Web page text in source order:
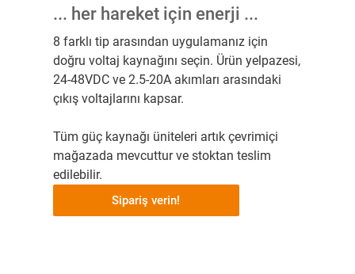
... her hareket için enerji ...
8 farklı tip arasından uygulamanız için
doğru voltaj kaynağını seçin. Ürün yelpazesi,
24-48VDC ve 2.5-20A akımları arasındaki
çıkış voltajlarını kapsar.
Tüm güç kaynağı üniteleri artık çevrimiçi
mağazada mevcuttur ve stoktan teslim
edilebilir.
Sipariş verin!